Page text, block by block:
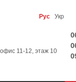
Рус Укр
11-12, этаж 10